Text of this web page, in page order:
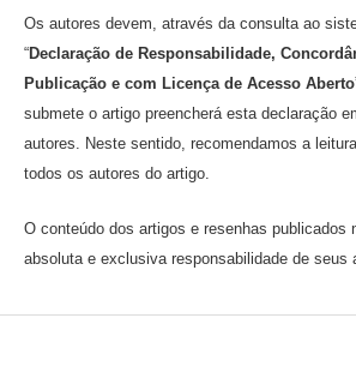
Os autores devem, através da consulta ao
“Declaração de Responsabilidade,
Publicação e com Licença de Acesso Aberto
submete o artigo preencherá esta declaração
autores. Neste sentido, recomendamos a
todos os autores do artigo.
O conteúdo dos artigos e resenhas publicados
absoluta e exclusiva responsabilidade de seus